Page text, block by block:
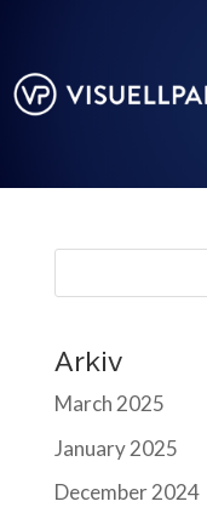
Arkiv
March 2025
January 2025
December 2024